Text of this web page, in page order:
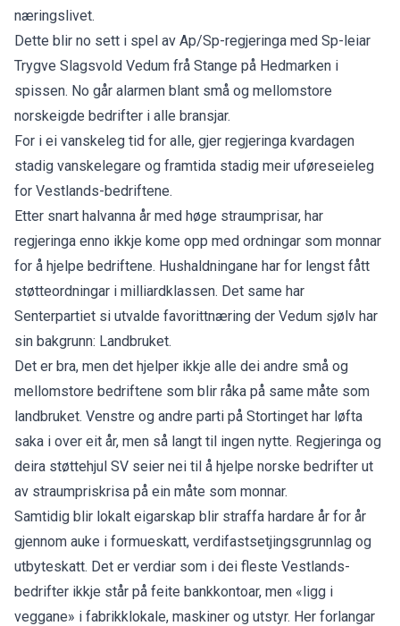
næringslivet.
Dette blir no sett i spel av Ap/Sp-regjeringa med Sp-leiar
Trygve Slagsvold Vedum frå Stange på Hedmarken i
spissen. No går alarmen blant små og mellomstore
norskeigde bedrifter i alle bransjar.
For i ei vanskeleg tid for alle, gjer regjeringa kvardagen
stadig vanskelegare og framtida stadig meir uføreseieleg
for Vestlands-bedriftene.
Etter snart halvanna år med høge straumprisar, har
regjeringa enno ikkje kome opp med ordningar som monnar
for å hjelpe bedriftene. Hushaldningane har for lengst fått
støtteordningar i milliardklassen. Det same har
Senterpartiet si utvalde favorittnæring der Vedum sjølv har
sin bakgrunn: Landbruket.
Det er bra, men det hjelper ikkje alle dei andre små og
mellomstore bedriftene som blir råka på same måte som
landbruket. Venstre og andre parti på Stortinget har løfta
saka i over eit år, men så langt til ingen nytte. Regjeringa og
deira støttehjul SV seier nei til å hjelpe norske bedrifter ut
av straumpriskrisa på ein måte som monnar.
Samtidig blir lokalt eigarskap blir straffa hardare år for år
gjennom auke i formueskatt, verdifastsetjingsgrunnlag og
utbyteskatt. Det er verdiar som i dei fleste Vestlands-
bedrifter ikkje står på feite bankkontoar, men «ligg i
veggane» i fabrikklokale, maskiner og utstyr. Her forlangar